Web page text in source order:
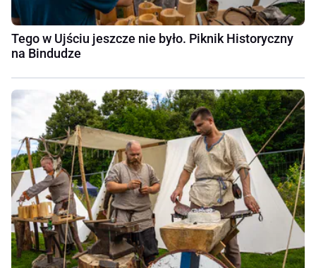
Tego w Ujściu jeszcze nie było. Piknik Historyczny
na Bindudze